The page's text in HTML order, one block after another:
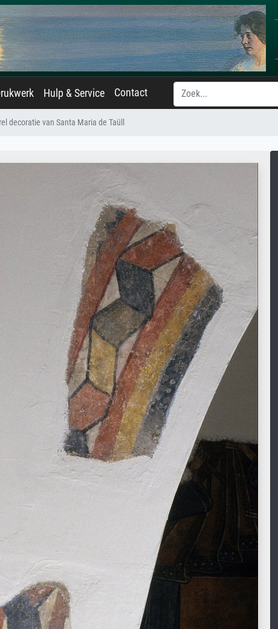
Hulp & Service Contact
decoratie van Santa Maria de Taüll